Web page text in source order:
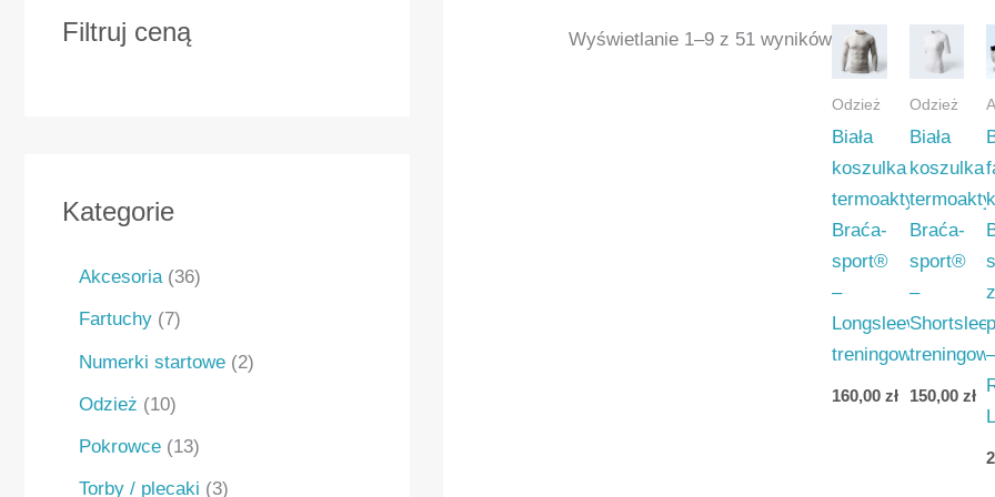
Filtruj ceną
Kategorie
Akcesoria 36
Fartuchy 7
Numerki startowe 2
Odzież 10
Pokrowce 13
Torby / plecaki 3
Wyświetlanie 1–9 z 51 wyników
Odzież
Biała
koszulka
termoaktywna
Braća-
sport®
–
Longsleeve
treningowa
160,00zł
Odzież
Biała
koszulka
Braća-
sport®
–
150,00 zł
z